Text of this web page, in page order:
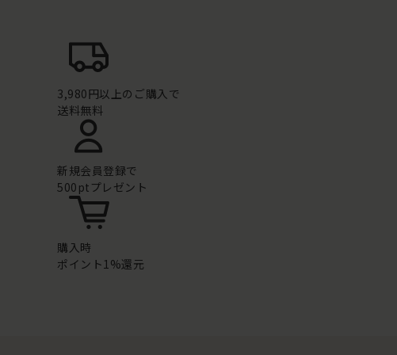
3,980円以上のご購入で
送料無料
新規会員登録で
500ptプレゼント
購入時
ポイント1%還元